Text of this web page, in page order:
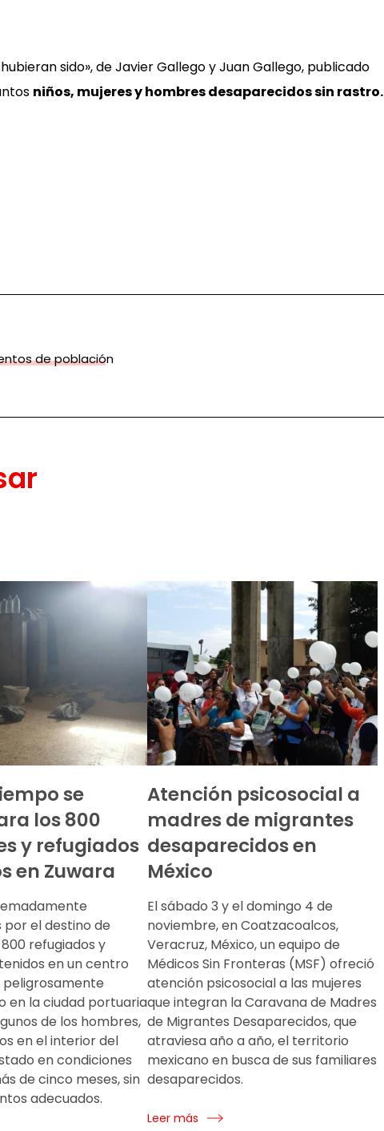
sido», de Javier Gallego y Juan Gallego, publicado
niños, mujeres y hombres desaparecidos sin rastro.
de población
se
los 800
y refugiados
en Zuwara
el destino de
refugiados y
en un centro
en la ciudad portuaria
de los hombres,
en el interior del
en condiciones
de cinco meses, sin
adecuados.
Atención psicosocial a
madres de migrantes
desaparecidos en
México
El sábado 3 y el domingo 4 de
noviembre, en Coatzacoalcos,
Veracruz, México, un equipo de
Médicos Sin Fronteras (MSF) ofreció
atención psicosocial a las mujeres
que integran la Caravana de Madres
de Migrantes Desaparecidos, que
atraviesa año a año, el territorio
mexicano en busca de sus familiares
desaparecidos.
Leer más